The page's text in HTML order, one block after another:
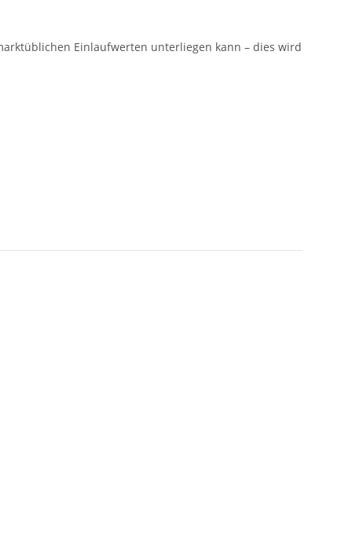
Einlaufwerten unterliegen kann – dies wird